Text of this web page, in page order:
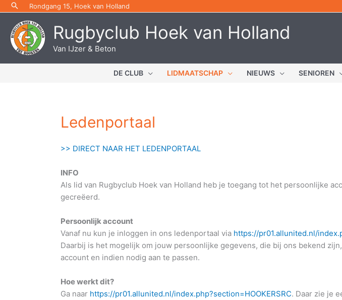
inhoud
Rondgang 15, Hoek van Holland
Rugbyclub Hoek van Holland
Van IJzer & Beton
DE CLUB LIDMAATSCHAP NIEUWS SENIOREN
Ledenportaal
>> DIRECT NAAR HET LEDENPORTAAL
INFO
Als lid van Rugbyclub Hoek van Holland heb je toegang tot het persoonlijke
gecreëerd.
Persoonlijk account
Vanaf nu kun je inloggen in ons ledenportaal via https://pr01.allunited.nl/
Daarbij is het mogelijk om jouw persoonlijke gegevens, die bij ons bekend
account en indien nodig aan te passen.
Hoe werkt dit?
Ga naar https://pr01.allunited.nl/index.php?section=HOOKERSRC. Daar zie je